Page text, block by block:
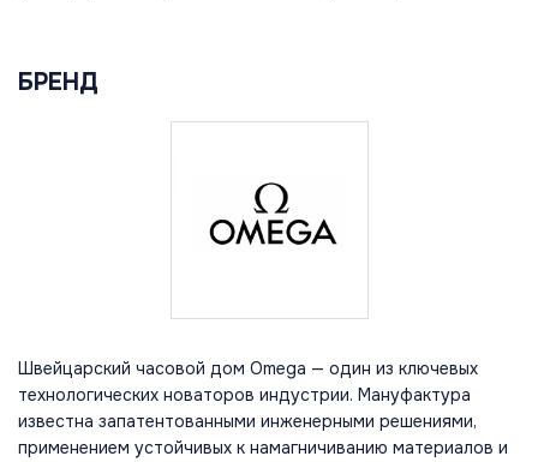
БРЕНД
Швейцарский часовой дом Omega — один из ключевых
технологических новаторов индустрии. Мануфактура
известна запатентованными инженерными решениями,
применением устойчивых к намагничиванию материалов и